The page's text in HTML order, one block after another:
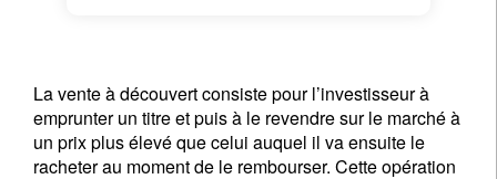
La vente à découvert consiste pour l’investisseur à
emprunter un titre et puis à le revendre sur le marché à
un prix plus élevé que celui auquel il va ensuite le
racheter au moment de le rembourser. Cette opération